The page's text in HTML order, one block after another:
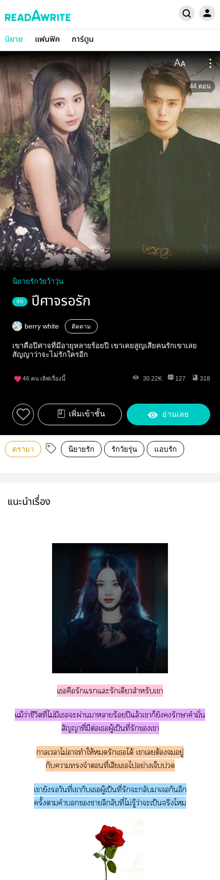
นิยาย แฟนฟิค การ์ตูน
44 ตอน
นิยายรักวัยว้าวุ่น
จบ ปีศาจรอรัก
berry white ติดตาม
เขาคือปีศาจที่มีอายุหลายร้อยปี เขาเคยสูญเสียคนรักเขาเลย
สัญญาว่าจะไม่รักใครอีก
46 คน เลิฟเรื่องนี้ 30.22K 127 318
เพิ่มเข้าชั้น อ่านเลย
ดรามา นิยายรัก รักวัยรุ่น แอบรัก
แนะนำเรื่อง
เคือรักแแะรักเดียวสำหรับเา
แม้ว่าชีวิตที่ไม่มีเะผ่านาาร้อยปีแล้วเาก็ยังรักษาคำมั่น
สัญญาที่มีต่อเผู้เป็นที่รักเา
าเาไม่าทำให้รักเได้ เาเต้องอยู่
กับาจำที่เสียเไอย่างเจ็บ
เายังวันที่เากับเผู้เป็นที่รักะกลับาเกันอีก
ครั้งาคำาลึกลับที่ไม่รู้ว่าะเป็นจริงไ